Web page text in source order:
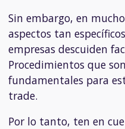
Sin embargo, en
aspectos tan
empresas descuiden
Procedimientos que
fundamentales para
trade.
Por lo tanto, ten en